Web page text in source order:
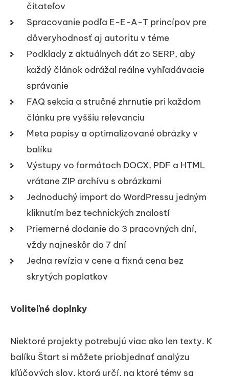
čitateľov
Spracovanie podľa E-E-A-T princípov pre
dôveryhodnosť aj autoritu v téme
Podklady z aktuálnych dát zo SERP, aby
každý článok odrážal reálne vyhľadávacie
správanie
FAQ sekcia a stručné zhrnutie pri každom
článku pre vyššiu relevanciu
Meta popisy a optimalizované obrázky v
balíku
Výstupy vo formátoch DOCX, PDF a HTML
vrátane ZIP archívu s obrázkami
Jednoduchý import do WordPressu jedným
kliknutím bez technických znalostí
Priemerné dodanie do 3 pracovných dní,
vždy najneskôr do 7 dní
Jedna revízia v cene a fixná cena bez
skrytých poplatkov
Voliteľné doplnky
Niektoré projekty potrebujú viac ako len texty. K
balíku Štart si môžete priobjednať analýzu
kľúčových slov, ktorá určí, na ktoré témy sa